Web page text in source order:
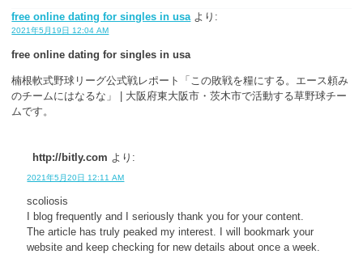
free online dating for singles in usa より:
2021年5月19日 12:04 AM
free online dating for singles in usa
楠根軟式野球リーグ公式戦レポート「この敗戦を糧にする。エース頼み
のチームにはなるな」 | 大阪府東大阪市・茨木市で活動する草野球チー
ムです。
http://bitly.com より:
2021年5月20日 12:11 AM
scoliosis
I blog frequently and I seriously thank you for your content.
The article has truly peaked my interest. I will bookmark your
website and keep checking for new details about once a week.